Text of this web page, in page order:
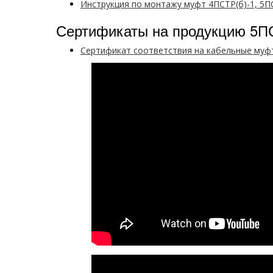
Инструкция по монтажу муфт 4ПСТР(б)-1,
Сертификаты на продукцию
Сертификат соответствия на кабельные